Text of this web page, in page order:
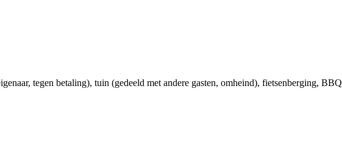
tegen betaling), tuin (gedeeld met andere gasten, omheind), fietsenberging, BBQ